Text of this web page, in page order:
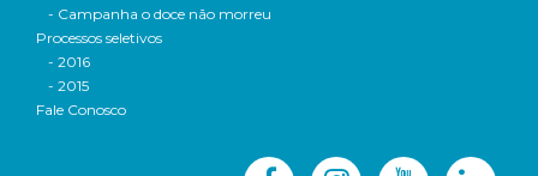
- Campanha o doce não morreu
Processos seletivos
- 2016
- 2015
Fale Conosco